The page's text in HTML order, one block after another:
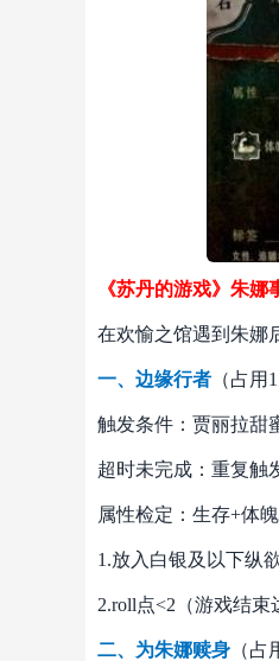
《苏丹的游戏》朱娜
在欢愉之馆遇到朱娜
一、边缘行者 （占用
触发条件：贾丽拉甜
超时未完成：重复触
属性检定：生存+体魄
1.放入白银及以下纵
2.roll点<2（游戏结束
二、为朱娜赎身 （